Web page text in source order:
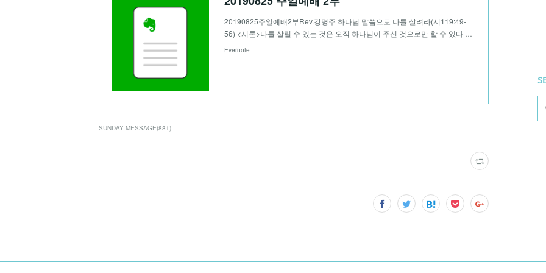
20190825주일예배2부Rev.강명주 하나님 말씀으로 나를 살려라(시119:49-
56) <서론>나를 살릴 수 있는 것은 오직 하나님이 주신 것으로만 할 수 있다 …
Evernote
SUNDAY MESSAGE(881)